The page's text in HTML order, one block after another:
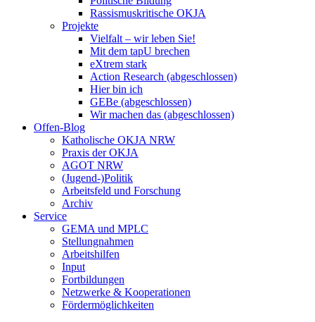
Rassismuskritische OKJA
Projekte
Vielfalt – wir leben Sie!
Mit dem tapU brechen
eXtrem stark
Action Research (abgeschlossen)
Hier bin ich
GEBe (abgeschlossen)
Wir machen das (abgeschlossen)
Offen-Blog
Katholische OKJA NRW
Praxis der OKJA
AGOT NRW
(Jugend-)Politik
Arbeitsfeld und Forschung
Archiv
Service
GEMA und MPLC
Stellungnahmen
Arbeitshilfen
Input
Fortbildungen
Netzwerke & Kooperationen
Fördermöglichkeiten